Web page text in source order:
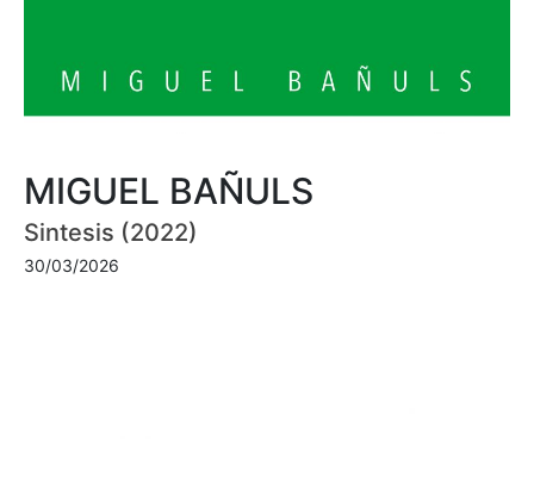
MIGUEL BAÑULS
Sintesis (2022)
30/03/2026